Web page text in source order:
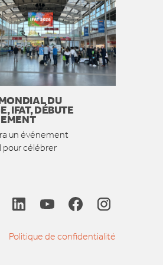
DU
IFAT, DÉBUTE
un événement
célébrer
Politique de confidentialité